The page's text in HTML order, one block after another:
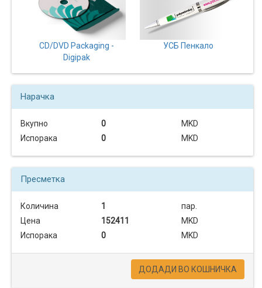
CD/DVD Packaging -
Digipak
УСБ Пенкало
Нарачка
Вкупно 0
MKD
Испорака
0 MKD
Пресметка
Количина 1
пар.
Цена
152411
MKD
Испорака
0 MKD
ДОДАДИ ВО КОШНИЧКА